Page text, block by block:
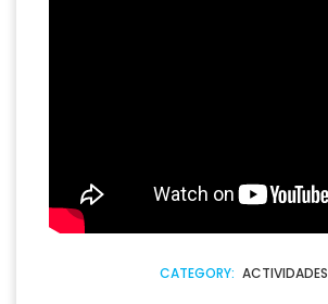
CATEGORY: ACTIVIDADES